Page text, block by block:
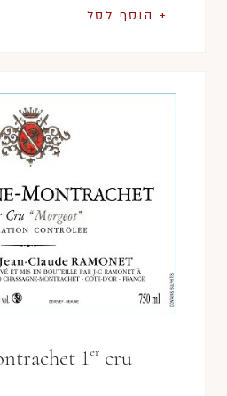
+ הוסף לסל
1er cru